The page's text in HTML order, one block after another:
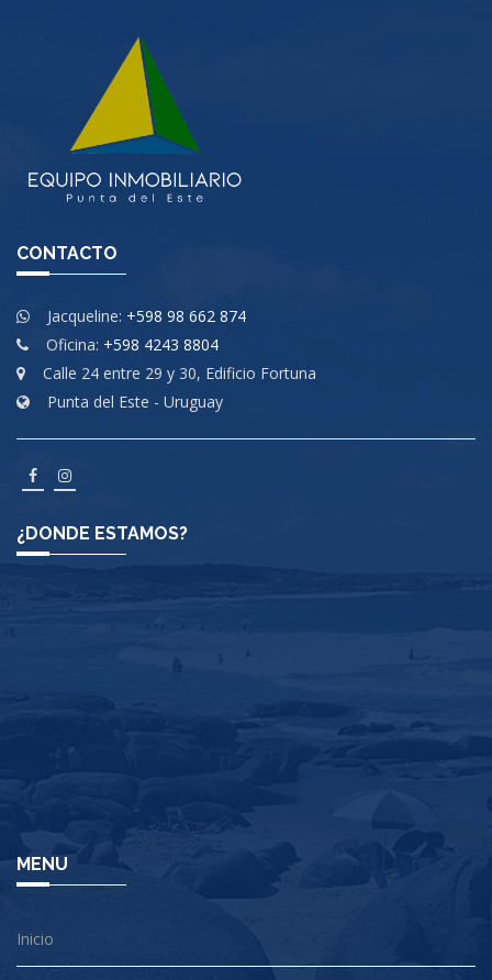
CONTACTO
Jacqueline: +598 98 662 874
Oficina: +598 4243 8804
Calle 24 entre 29 y 30, Edificio Fortuna
Punta del Este - Uruguay
¿DONDE ESTAMOS?
MENU
Inicio